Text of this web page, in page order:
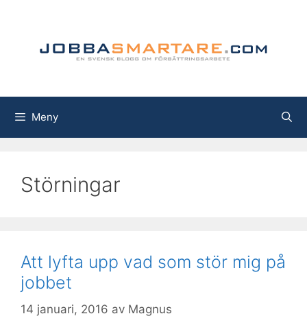
Meny
Störningar
Att lyfta upp vad som stör mig på
jobbet
14 januari, 2016 av Magnus